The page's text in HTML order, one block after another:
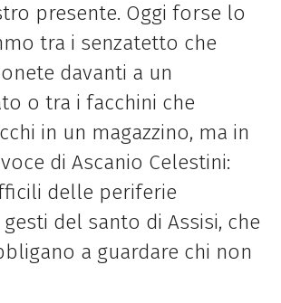
presente. Oggi forse lo
tra i senzatetto che
davanti a un
o tra i facchini che
in un magazzino, ma in
di Ascanio Celestini:
delle periferie
del santo di Assisi, che
a guardare chi non